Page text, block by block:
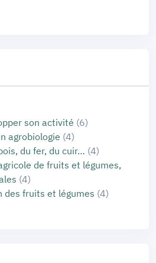
son activité (6)
agrobiologie (4)
du fer, du cuir… (4)
de fruits et légumes,
(4)
des fruits et légumes (4)